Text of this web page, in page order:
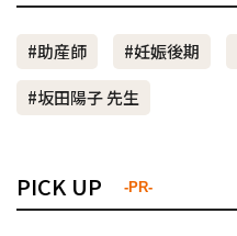
#助産師 #妊娠後期
#坂田陽子 先生
PICK UP -PR-